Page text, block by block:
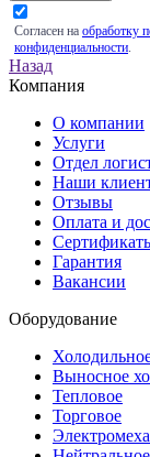
Согласен на обработку
конфиденциальности.
Назад
Компания
О компании
Услуги
Отдел
Наши
Отзывы
Оплата и
Гарантия
Вакансии
Оборудование
Выносное
Тепловое
Торговое